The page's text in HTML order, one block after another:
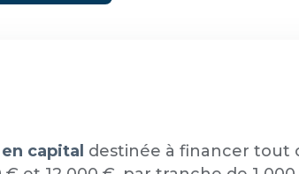
capital destinée à financer tout